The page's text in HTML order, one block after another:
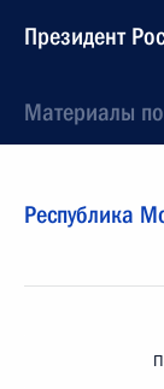
Президент
Материалы
Республика